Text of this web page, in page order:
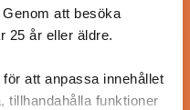
att besöka
25 år eller äldre.
att anpassa innehållet
tillhandahålla funktioner